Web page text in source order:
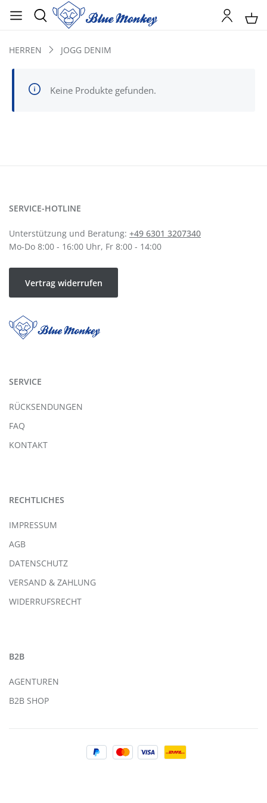
HERREN JOGG DENIM
Keine Produkte gefunden.
SERVICE-HOTLINE
Unterstützung und Beratung: +49 6301 3207340
Mo-Do 8:00 - 16:00 Uhr, Fr 8:00 - 14:00
Vertrag widerrufen
SERVICE
RÜCKSENDUNGEN
FAQ
KONTAKT
RECHTLICHES
IMPRESSUM
AGB
DATENSCHUTZ
VERSAND & ZAHLUNG
WIDERRUFSRECHT
B2B
AGENTUREN
B2B SHOP